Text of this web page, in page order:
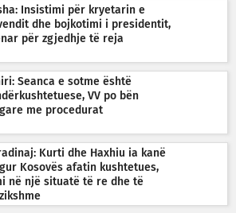
Insistimi për kryetarin e
dhe bojkotimi i presidentit,
për zgjedhje të reja
Seanca e sotme është
VV po bën
me procedurat
Kurti dhe Haxhiu ia kanë
Kosovës afatin kushtetues,
në një situatë të re dhe të